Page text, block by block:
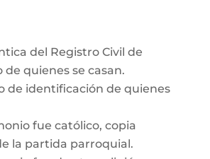
del Registro Civil de
quienes se casan.
de identificación de quienes
fue católico, copia
la partida parroquial.